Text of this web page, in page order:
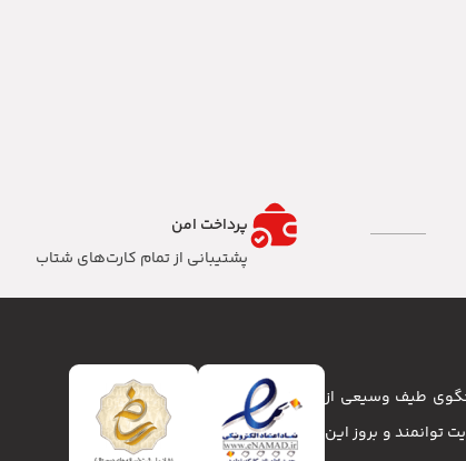
پرداخت امن
پشتیبانی از تمام کارت‌های شتاب
طیف وسیعی از
توانمند و بروز این